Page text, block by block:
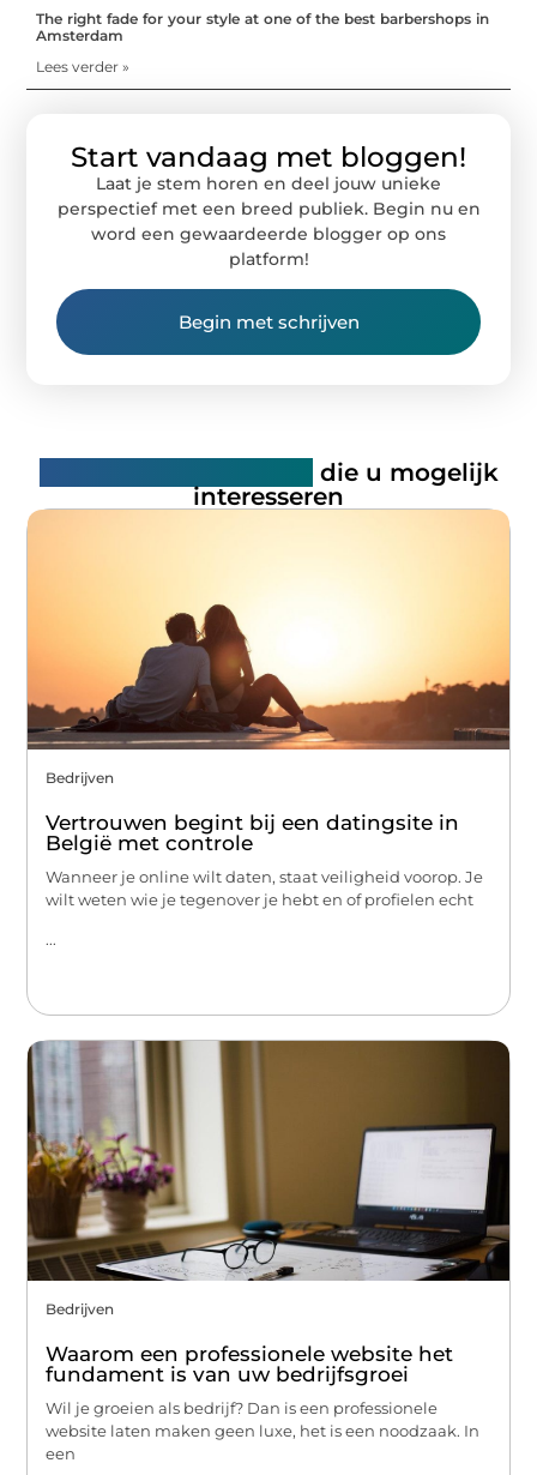
The right fade for your style at one of the best barbershops in
Amsterdam
Lees verder »
Start vandaag met bloggen!
Laat je stem horen en deel jouw unieke
perspectief met een breed publiek. Begin nu en
word een gewaardeerde blogger op ons
platform!
Begin met schrijven
die u mogelijk
interesseren
Bedrijven
Vertrouwen begint bij een datingsite in
België met controle
Wanneer je online wilt daten, staat veiligheid voorop. Je
wilt weten wie je tegenover je hebt en of profielen echt
...
Bedrijven
Waarom een professionele website het
fundament is van uw bedrijfsgroei
Wil je groeien als bedrijf? Dan is een professionele
website laten maken geen luxe, het is een noodzaak. In
een